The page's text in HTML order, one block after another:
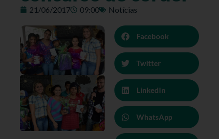
21/06/2017 09:00 Notícias
Facebook
Twitter
LinkedIn
WhatsApp